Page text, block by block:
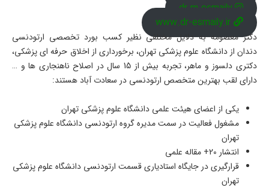
dr.m.esmaily
www.dr-esmaily.ir
دکتر معصومه به دلایل مختلفی نظیر کسب بورد تخصصی ارتودنسی
دندان از دانشگاه علوم پزشکی تهران، برخورداری از اخلاق حرفه ای پزشکی،
دکتری دلسوز و ماهر، تجربه بیش از 15 سال در اصلاح ناهنجاری ها و …
دارای لقب بهترین متخصص ارتودنسی در سعادت آباد هستند:
یکی از اعضای هیئت علمی دانشگاه علوم پزشکی تهران
مشغول فعالیت در سمت مدیره گروه ارتودنسی دانشگاه علوم پزشکی
تهران
انتشار 20+ مقاله علمی
قرارگیری در جایگاه استادیاری قسمت ارتودنسی دانشگاه علوم پزشکی
تهران